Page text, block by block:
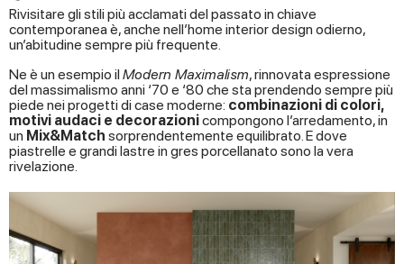
Rivisitare gli stili più acclamati del passato in chiave
contemporanea è, anche nell’home interior design odierno,
un’abitudine sempre più frequente.
Ne è un esempio ilModern Maximalism, rinnovata espressione
del massimalismo anni ‘70 e ‘80 che sta prendendo sempre più
piede nei progetti di case moderne: combinazioni di colori,
motivi audaci e decorazionicompongono l’arredamento, in
un Mix&Match sorprendentemente equilibrato. E dove
piastrelle e grandi lastre in gres porcellanato sono la vera
rivelazione.